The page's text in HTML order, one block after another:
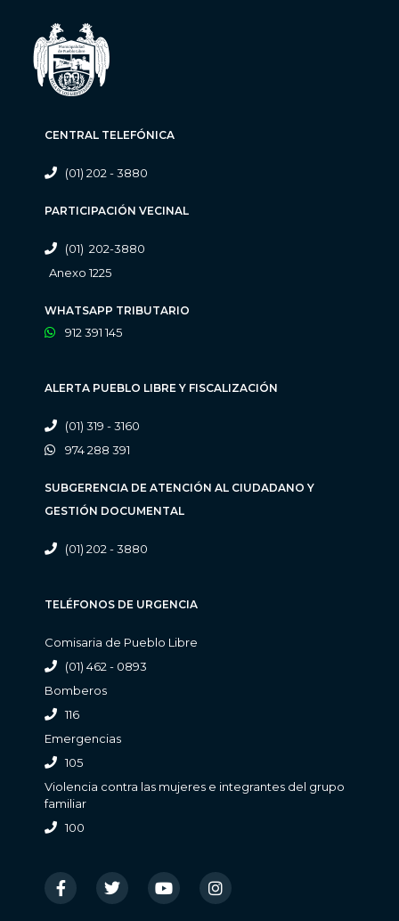
CENTRAL TELEFÓNICA
(01) 202 - 3880
PARTICIPACIÓN VECINAL
(01) 202-3880
Anexo 1225
WHATSAPP TRIBUTARIO
912 391 145
ALERTA PUEBLO LIBRE Y FISCALIZACIÓN
(01) 319 - 3160
974 288 391
SUBGERENCIA DE ATENCIÓN AL CIUDADANO Y
GESTIÓN DOCUMENTAL
(01) 202 - 3880
TELÉFONOS DE URGENCIA
Comisaria de Pueblo Libre
(01) 462 - 0893
Bomberos
116
Emergencias
105
Violencia contra las mujeres e integrantes del grupo
familiar
100